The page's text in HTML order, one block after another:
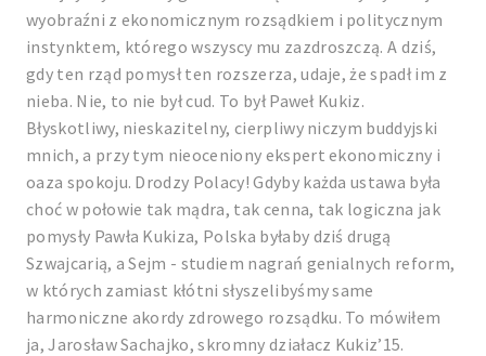
wyobraźni z ekonomicznym rozsądkiem i politycznym
instynktem, którego wszyscy mu zazdroszczą. A dziś,
gdy ten rząd pomysł ten rozszerza, udaje, że spadł im z
nieba. Nie, to nie był cud. To był Paweł Kukiz.
Błyskotliwy, nieskazitelny, cierpliwy niczym buddyjski
mnich, a przy tym nieoceniony ekspert ekonomiczny i
oaza spokoju. Drodzy Polacy! Gdyby każda ustawa była
choć w połowie tak mądra, tak cenna, tak logiczna jak
pomysły Pawła Kukiza, Polska byłaby dziś drugą
Szwajcarią, a Sejm - studiem nagrań genialnych reform,
w których zamiast kłótni słyszelibyśmy same
harmoniczne akordy zdrowego rozsądku. To mówiłem
ja, Jarosław Sachajko, skromny działacz Kukiz’15.